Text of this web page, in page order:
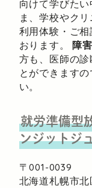
向けて学びた
ま、学校やク
利用体験・ご
おります。 障
方も、医師の
とができます
い。
就労準備型
ンジットジ
〒001-0039
北海道札幌市北